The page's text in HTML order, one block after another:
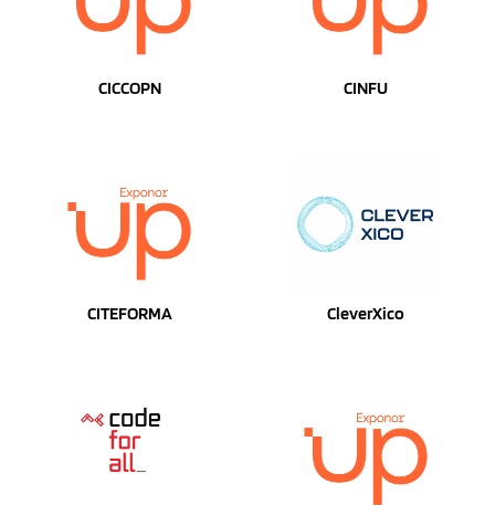
CICCOPN CINFU
CITEFORMA CleverXico